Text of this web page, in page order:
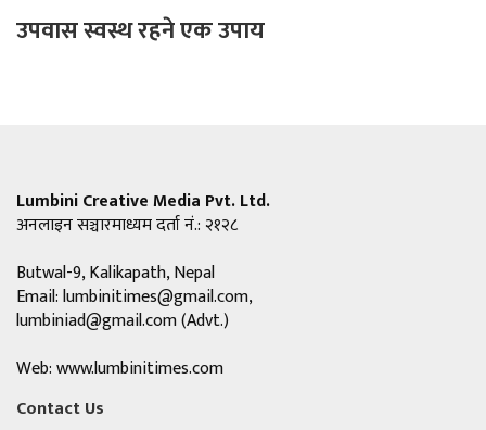
उपवास स्वस्थ रहने एक उपाय
Lumbini Creative Media Pvt. Ltd.
अनलाइन सञ्चारमाध्यम दर्ता नं.: २१२८
Butwal-9, Kalikapath, Nepal
Email:lumbinitimes@gmail.com,
lumbiniad@gmail.com(Advt.)
Web: www.lumbinitimes.com
Contact Us